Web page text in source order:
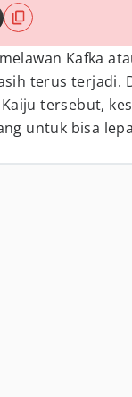
Kafka
terus terjadi.
tersebut,
untuk bisa